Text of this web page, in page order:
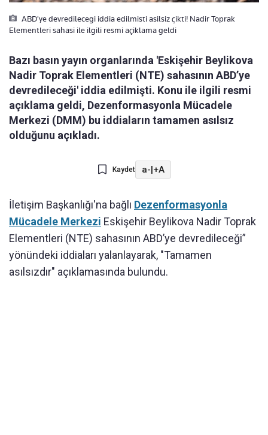
ABD'ye devredilecegi iddia edilmisti asilsiz çikti! Nadir Toprak
Elementleri sahasi ile ilgili resmi açiklama geldi
Bazı basın yayın organlarında 'Eskişehir Beylikova
Nadir Toprak Elementleri (NTE) sahasının ABD’ye
devredileceği' iddia edilmişti. Konu ile ilgili resmi
açıklama geldi, Dezenformasyonla Mücadele
Merkezi (DMM) bu iddiaların tamamen asılsız
olduğunu açıkladı.
Kaydet a-|+A
İletişim Başkanlığı'na bağlı Dezenformasyonla
Mücadele Merkezi Eskişehir Beylikova Nadir Toprak
Elementleri (NTE) sahasının ABD’ye devredileceği”
yönündeki iddiaları yalanlayarak, "Tamamen
asılsızdır" açıklamasında bulundu.